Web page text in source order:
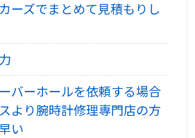
ーズでまとめて見積もりし
バーホールを依頼する場合
より腕時計修理専門店の方
い